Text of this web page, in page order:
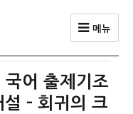
메뉴
어 출제기조
– 회귀의 크